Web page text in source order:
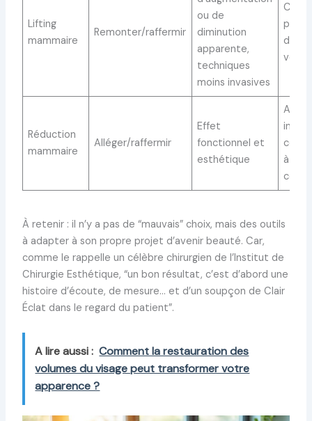
Lifting
mammaire
Remonter/raffermir
ou de
diminution
apparente,
techniques
moins invasives
Réduction
mammaire
Alléger/raffermir
Effet
fonctionnel et
esthétique
Acte
à
À retenir : il n’y a pas de “mauvais” choix, mais des outils
à adapter à son propre projet d’avenir beauté. Car,
comme le rappelle un célèbre chirurgien de l’Institut de
Chirurgie Esthétique, “un bon résultat, c’est d’abord une
histoire d’écoute, de mesure… et d’un soupçon de Clair
Éclat dans le regard du patient”.
A lire aussi : Comment la restauration des
volumes du visage peut transformer votre
apparence ?